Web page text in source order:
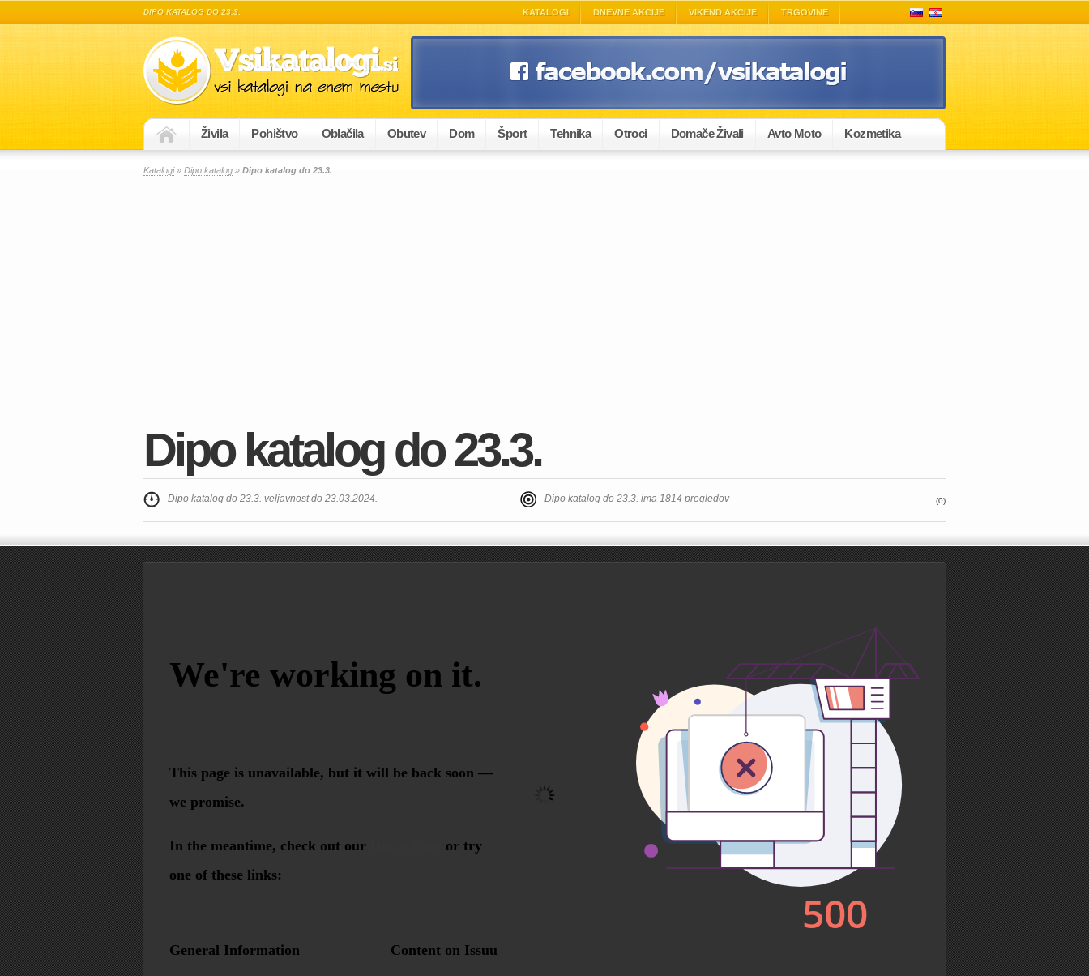
DIPO KATALOG DO 23.3. KATALOGI DNEVNE AKCIJE VIKEND AKCIJE TRGOVINE
Živila Pohištvo Oblačila Obutev Dom Šport Tehnika Otroci Domače Živali Avto Moto Kozmetika
Katalogi» Dipo katalog » Dipo katalog do 23.3.
Dipo katalog do 23.3.
Dipo katalog do 23.3. veljavnost do 23.03.2024. Dipo katalog do 23.3. ima 1814 pregledov (0)